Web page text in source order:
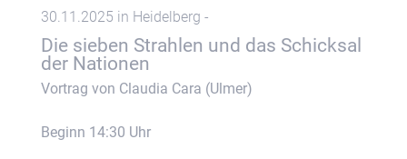
30.11.2025 in Heidelberg -
Die sieben Strahlen und das Schicksal
der Nationen
Vortrag von Claudia Cara (Ulmer)
Beginn 14:30 Uhr